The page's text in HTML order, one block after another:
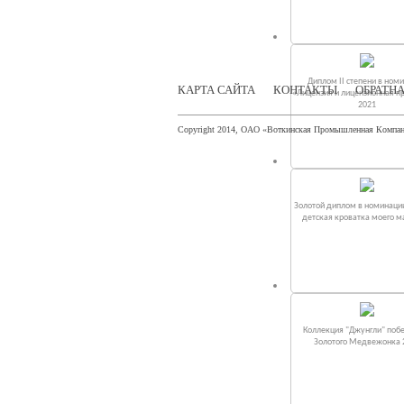
Диплом II степени в
«Лицензия и лицензионная
2021
Золотой диплом в
детская кроватка моего
Коллекция "Джунгли"
Золотого Медвежонка
КАРТА САЙТА КОНТАКТЫ
Copyright 2014, ОАО «Воткинская Промышленная